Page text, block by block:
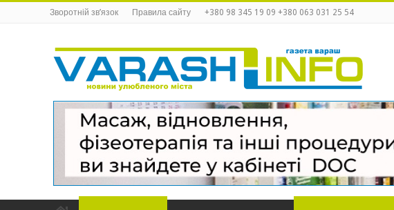
Зворотній зв’язок Правила сайту +380 98 345 19 09 +380 063 031 25 54